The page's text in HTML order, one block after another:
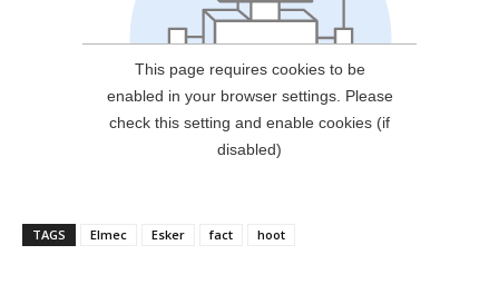
TAGS Elmec Esker fact hoot